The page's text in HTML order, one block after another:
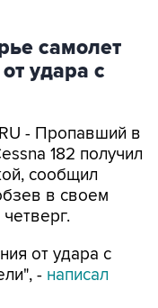
самолет
удара с
- Пропавший в
182 получил
сообщил
в своем
от удара с
- написал